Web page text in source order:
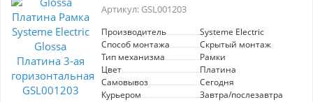
Артикул: GSL001203
Производитель
Systeme Electric
Способ монтажа
Скрытый монтаж
Тип механизма
Рамки
Цвет
Платина
Самовывоз
Сегодня
Курьером
Завтра/послезавтра